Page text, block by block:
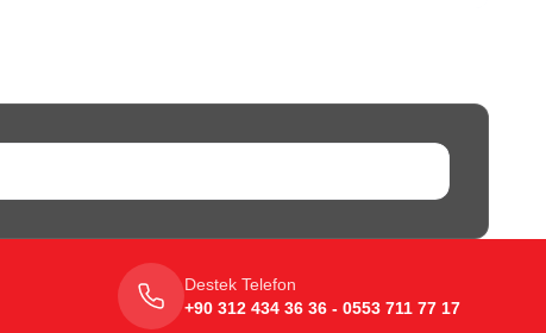
Destek Telefon
+90 312 434 36 36 - 0553 711 77 17